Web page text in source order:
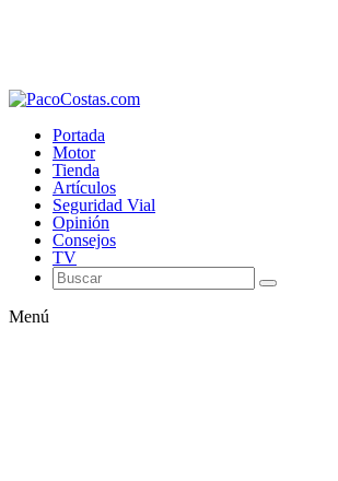
Portada
Motor
Tienda
Artículos
Seguridad Vial
Opinión
Consejos
TV
Menú